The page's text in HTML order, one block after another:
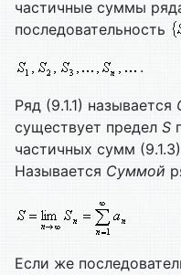
частичные суммы
последовательность
.
Ряд (9.1.1) называется
существует предел S
частичных сумм
Называется Суммой
Если же